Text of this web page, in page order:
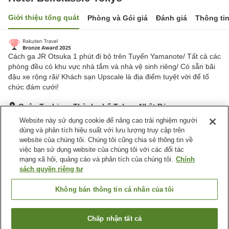
Giới thiệu tổng quát Phòng và Gói giá Đánh giá Thông
Cách ga JR Otsuka 1 phút đi bộ trên Tuyến Yamanote/ Tất cả các
phòng đều có khu vực nhà tắm và nhà vệ sinh riêng/ Có sẵn bãi
đậu xe rộng rãi/ Khách sạn Upscale là địa điểm tuyệt vời để tổ
chức đám cưới!
Quận Toshima, Thành phố Tokyo, Nhật Bản
Hiển thị trên bản đồ
Tuyệt vời Đánh giá:1,453lượt
Tiện nghi chỗ nghỉ
Bãi đỗ xe
Spa / Salon
Máy bán hàng tự động
Thành phố Tokyo
Tìm phòng trống
Website này sử dụng cookie để nâng cao trải nghiệm người
dùng và phân tích hiệu suất với lưu lượng truy cập trên
website của chúng tôi. Chúng tôi cũng chia sẻ thông tin về
việc bạn sử dụng website của chúng tôi với các đối tác
mạng xã hội, quảng cáo và phân tích của chúng tôi. Chính
sách quyền riêng tư
Không bán thông tin cá nhân của tôi
Chấp nhận tất cả